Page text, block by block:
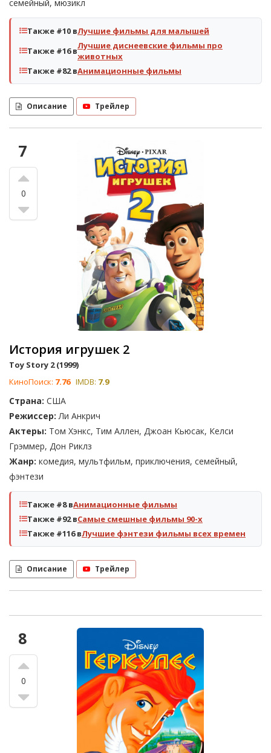
семейный, мюзикл
Также #10 вЛучшие фильмы для малышей
Также #16 вЛучшие диснеевские фильмы про
животных
Также #82 вАнимационные фильмы
Описание Трейлер
7
0
История игрушек 2
Toy Story 2 (1999)
КиноПоиск: 7.76 IMDB: 7.9
Страна: США
Режиссер: Ли Анкрич
Актеры: Том Хэнкс, Тим Аллен, Джоан Кьюсак, Келси
Грэммер, Дон Риклз
Жанр: комедия, мультфильм, приключения, семейный,
фэнтези
Также #8 вАнимационные фильмы
Также #92 вСамые смешные фильмы 90-х
Также #116 вЛучшие фэнтези фильмы всех времен
Описание Трейлер
8
0